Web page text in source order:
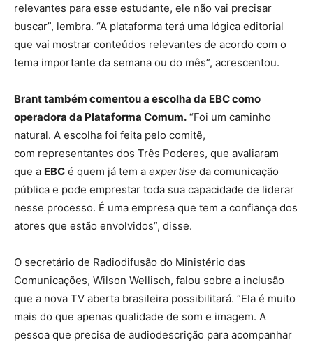
relevantes para esse estudante, ele não vai precisar
buscar”, lembra. “A plataforma terá uma lógica editorial
que vai mostrar conteúdos relevantes de acordo com o
tema importante da semana ou do mês”, acrescentou.
Brant também comentou a escolha da EBC como
operadora da Plataforma Comum. “Foi um caminho
natural. A escolha foi feita pelo comitê,
com representantes dos Três Poderes, que avaliaram
que a EBC é quem já tem a expertise da comunicação
pública e pode emprestar toda sua capacidade de liderar
nesse processo. É uma empresa que tem a confiança dos
atores que estão envolvidos”, disse.
O secretário de Radiodifusão do Ministério das
Comunicações, Wilson Wellisch, falou sobre a inclusão
que a nova TV aberta brasileira possibilitará. “Ela é muito
mais do que apenas qualidade de som e imagem. A
pessoa que precisa de audiodescrição para acompanhar